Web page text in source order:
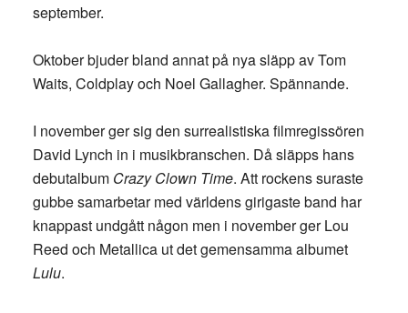
september.
Oktober bjuder bland annat på nya släpp av Tom
Waits, Coldplay och Noel Gallagher. Spännande.
I november ger sig den surrealistiska filmregissören
David Lynch in i musikbranschen. Då släpps hans
debutalbum Crazy Clown Time. Att rockens suraste
gubbe samarbetar med världens girigaste band har
knappast undgått någon men i november ger Lou
Reed och Metallica ut det gemensamma albumet
Lulu.